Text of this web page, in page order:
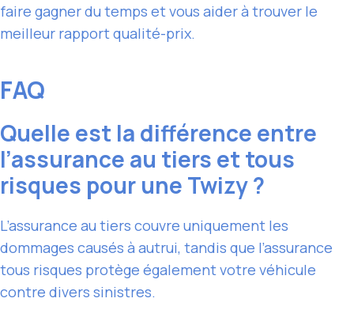
faire gagner du temps et vous aider à trouver le
meilleur rapport qualité-prix.
FAQ
Quelle est la différence entre
l’assurance au tiers et tous
risques pour une Twizy ?
L’assurance au tiers couvre uniquement les
dommages causés à autrui, tandis que l’assurance
tous risques protège également votre véhicule
contre divers sinistres.